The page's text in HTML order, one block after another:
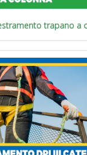
trapano a